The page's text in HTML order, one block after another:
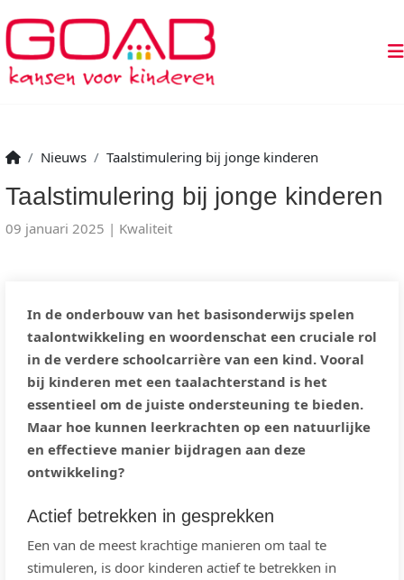
Nieuws Taalstimulering bij jonge kinderen
Taalstimulering bij jonge kinderen
09 januari 2025 Kwaliteit
In de onderbouw van het basisonderwijs spelen
taalontwikkeling en woordenschat een cruciale rol
in de verdere schoolcarrière van een kind. Vooral
bij kinderen met een taalachterstand is het
essentieel om de juiste ondersteuning te bieden.
Maar hoe kunnen leerkrachten op een natuurlijke
en effectieve manier bijdragen aan deze
ontwikkeling?
Actief betrekken in gesprekken
Een van de meest krachtige manieren om taal te
stimuleren, is door kinderen actief te betrekken in